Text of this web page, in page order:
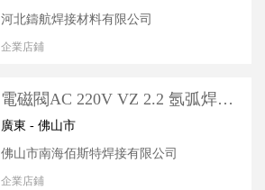
河北鑄航焊接材料有限公司
企業店鋪
電磁閥AC 220V VZ 2.2 氬弧焊機
電磁閥 氣閥 不帶扣非自鎖和帶反
廣東 - 佛山市
佛山市南海佰斯特焊接有限公司
企業店鋪